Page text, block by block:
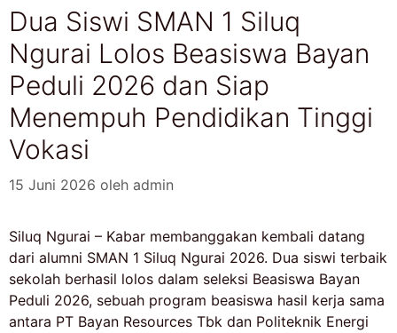
Dua Siswi SMAN 1 Siluq
Ngurai Lolos Beasiswa Bayan
Peduli 2026 dan Siap
Menempuh Pendidikan Tinggi
Vokasi
15 Juni 2026 oleh admin
Siluq Ngurai – Kabar membanggakan kembali datang
dari alumni SMAN 1 Siluq Ngurai 2026. Dua siswi terbaik
sekolah berhasil lolos dalam seleksi Beasiswa Bayan
Peduli 2026, sebuah program beasiswa hasil kerja sama
antara PT Bayan Resources Tbk dan Politeknik Energi